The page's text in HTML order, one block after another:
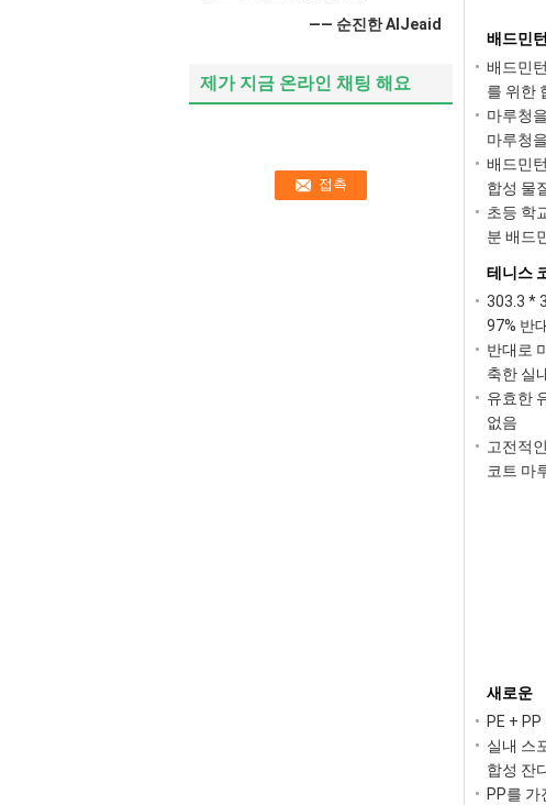
—— 순진한 AlJeaid
제가 지금 온라인 채팅 해요
배드민
배드민
를 위한
마루청
마루청
배드민
합성 물
초등 학
분 배드
테니스
303.3 *
97% 반
반대로
축한 실
유효한
없음
고전적
코트 마
새로운
PE +
실내 스
합성 잔
PP를